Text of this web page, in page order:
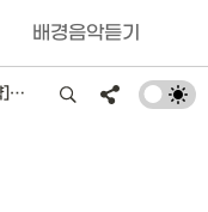
배경음악듣기
[요약]스프링 MVC 2편